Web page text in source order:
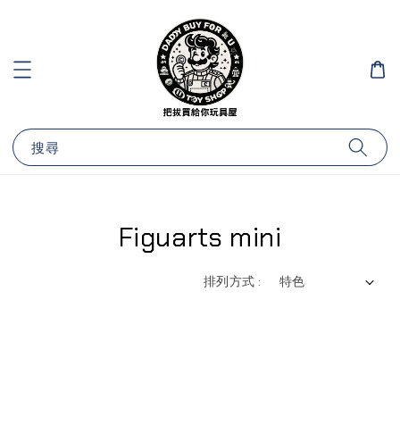
搜尋
Figuarts mini
排列方式 :